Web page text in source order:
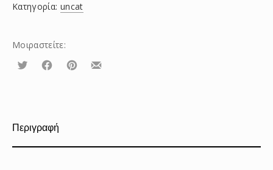
Κατηγορία: uncat
Μοιραστείτε:
Τουίτα ΜοιραστείτεΜοιραστείτεΜοιραστείτε
Περιγραφή